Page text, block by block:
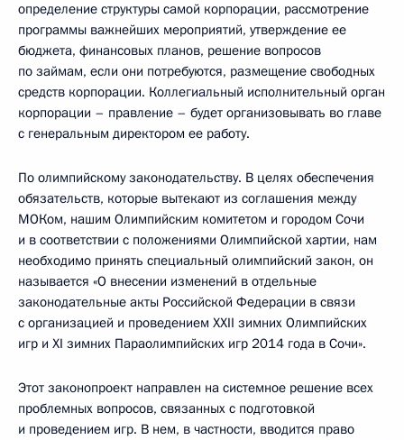
определение структуры самой корпорации, рассмотрение
программы важнейших мероприятий, утверждение ее
бюджета, финансовых планов, решение вопросов
по займам, если они потребуются, размещение свободных
средств корпорации. Коллегиальный исполнительный орган
корпорации – правление – будет организовывать во главе
с генеральным директором ее работу.
По олимпийскому законодательству. В целях обеспечения
обязательств, которые вытекают из соглашения между
МОКом, нашим Олимпийским комитетом и городом Сочи
и в соответствии с положениями Олимпийской хартии, нам
необходимо принять специальный олимпийский закон, он
называется «О внесении изменений в отдельные
законодательные акты Российской Федерации в связи
с организацией и проведением XXII зимних Олимпийских
игр и XI зимних Параолимпийских игр 2014 года в Сочи».
Этот законопроект направлен на системное решение всех
проблемных вопросов, связанных с подготовкой
и проведением игр. В нем, в частности, вводится право